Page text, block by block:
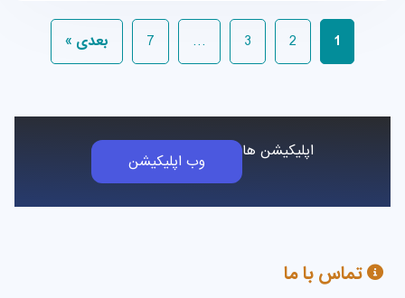
1
2
3
…
7 بعدی »
اپلیکیشن ها وب اپلیکیشن
تماس با ما